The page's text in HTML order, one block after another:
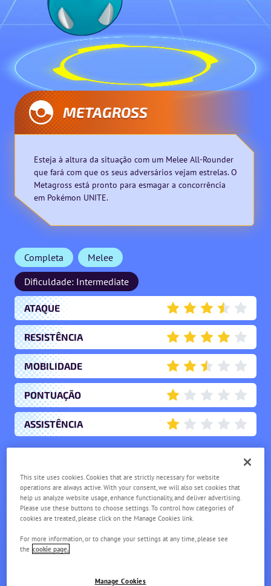
METAGROSS
Esteja à altura da situação com um Melee All-Rounder
que fará com que os seus adversários vejam estrelas. O
Metagross está pronto para esmagar a concorrência
em Pokémon UNITE.
Completa
Melee
Dificuldade: Intermediate
ATAQUE
3.5
RESISTÊNCIA
4
MOBILIDADE
2.5
PONTUAÇÃO
1
ASSISTÊNCIA
1
NV.1
This site uses cookies. Cookies that are strictly necessary for website
operations are always active. With your consent, we will also set cookies that
help us analyze website usage, enhance functionality, and deliver advertising.
Please use these buttons to choose settings. To control how categories of
cookies are treated, please click on the Manage Cookies link.
For more information, or to change your settings at any time, please see
the cookie page.
Manage Cookies